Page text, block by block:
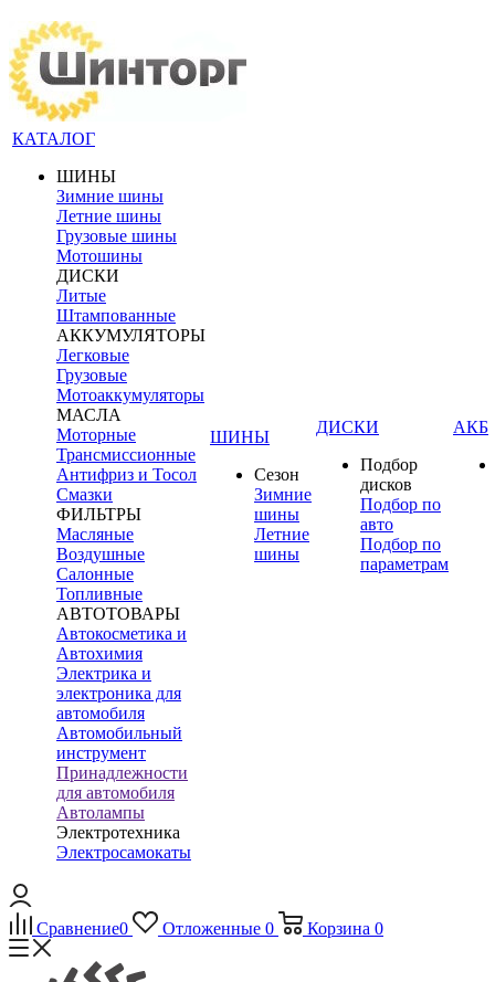
КАТАЛОГ
ШИНЫ
Зимние шины
Летние шины
Грузовые шины
Мотошины
ДИСКИ
Литые
Штампованные
АККУМУЛЯТОРЫ
Легковые
Грузовые
Мотоаккумуляторы
МАСЛА
Моторные
Трансмиссионные
Антифриз и Тосол
Смазки
ФИЛЬТРЫ
Масляные
Воздушные
Салонные
Топливные
АВТОТОВАРЫ
Автокосметика и
Автохимия
Электрика и
электроника для
автомобиля
Автомобильный
инструмент
Принадлежности
для автомобиля
Автолампы
Электротехника
Электросамокаты
ШИНЫ
Сезон
Зимние
шины
Летние
шины
ДИСКИ
Подбор
дисков
Подбор по
авто
Подбор по
параметрам
АКБ
Сравнение0 Отложенные 0 Корзина 0